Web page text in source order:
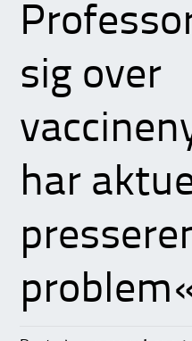
sig over
har